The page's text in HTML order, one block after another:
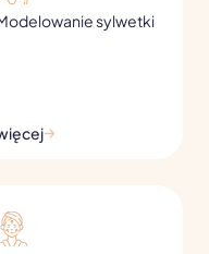
sylwetki